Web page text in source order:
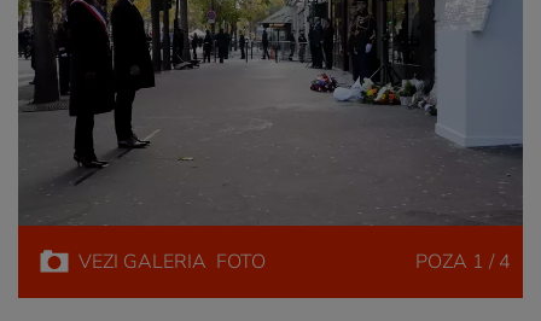
VEZI GALERIA FOTO POZA 1 / 4